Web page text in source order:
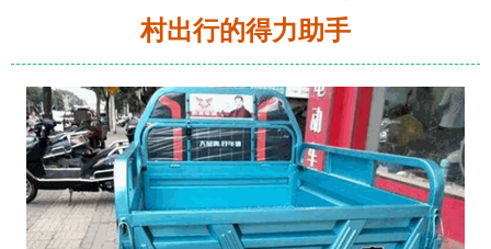
村出行的得力助手